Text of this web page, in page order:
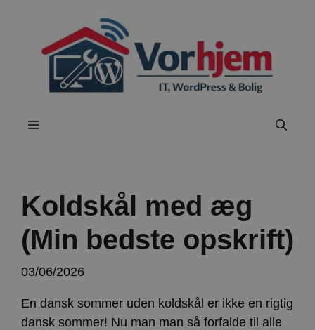
Menu
Koldskål med æg
(Min bedste opskrift)
03/06/2026
En dansk sommer uden koldskål er ikke en rigtig
dansk sommer! Nu man man så forfalde til alle